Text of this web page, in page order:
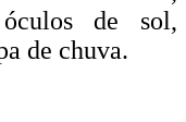
de sol,
de chuva.